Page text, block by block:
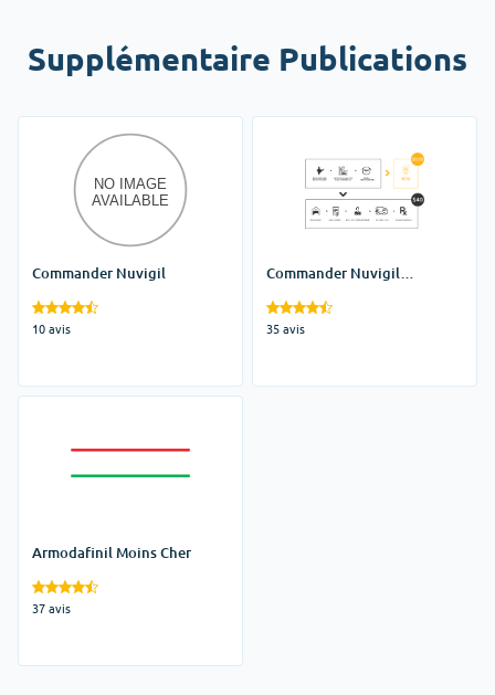
Supplémentaire Publications
Commander Nuvigil
10 avis
Commander Nuvigil
35 avis
Armodafinil Moins Cher
37 avis